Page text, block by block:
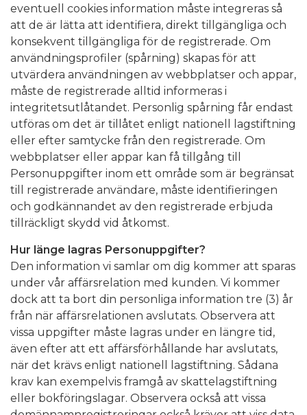
eventuell cookies information måste integreras så
att de är lätta att identifiera, direkt tillgängliga och
konsekvent tillgängliga för de registrerade. Om
användningsprofiler (spårning) skapas för att
utvärdera användningen av webbplatser och appar,
måste de registrerade alltid informeras i
integritetsutlåtandet. Personlig spårning får endast
utföras om det är tillåtet enligt nationell lagstiftning
eller efter samtycke från den registrerade. Om
webbplatser eller appar kan få tillgång till
Personuppgifter inom ett område som är begränsat
till registrerade användare, måste identifieringen
och godkännandet av den registrerade erbjuda
tillräckligt skydd vid åtkomst.
Hur länge lagras Personuppgifter?
Den information vi samlar om dig kommer att sparas
under vår affärsrelation med kunden. Vi kommer
dock att ta bort din personliga information tre (3) år
från när affärsrelationen avslutats. Observera att
vissa uppgifter måste lagras under en längre tid,
även efter att ett affärsförhållande har avslutats,
när det krävs enligt nationell lagstiftning. Sådana
krav kan exempelvis framgå av skattelagstiftning
eller bokföringslagar. Observera också att vissa